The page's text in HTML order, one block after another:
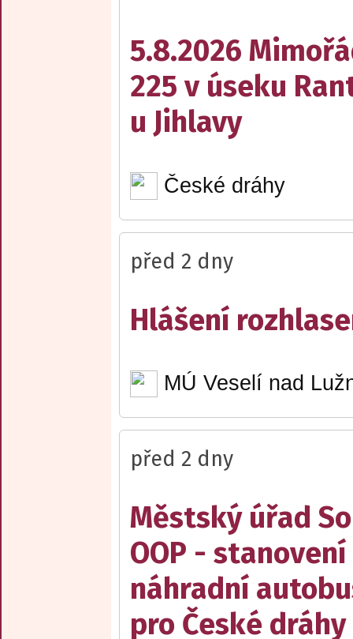
5.8.2026
225 v úseku
u Jihlavy
České dráhy
před 2 dny
Hlášení
MÚ Veselí nad
před 2 dny
Městský úřad
OOP -
náhradní
pro České dráhy